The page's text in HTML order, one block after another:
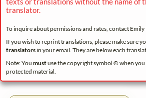
translator.
To inquire about permissions and rates, contact Emily
If you wish to reprint translations, please make sure
translatorsin your email. They are below each
Note: You mustuse the copyright symbol © when
protected material.